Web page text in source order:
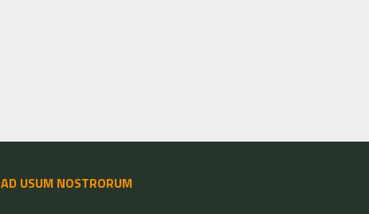
AD USUM NOSTRORUM